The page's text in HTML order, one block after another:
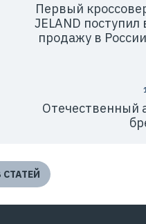
Первый
JELAND поступил
продажу в России
Отечественный